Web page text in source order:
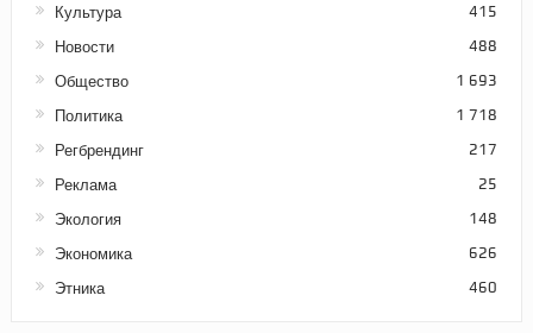
Культура 415
Новости 488
Общество 1 693
Политика 1 718
Регбрендинг 217
Реклама 25
Экология 148
Экономика 626
Этника 460